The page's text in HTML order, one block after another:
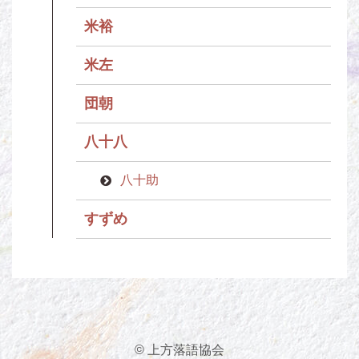
米裕
米左
団朝
八十八
八十助
すずめ
© 上方落語協会